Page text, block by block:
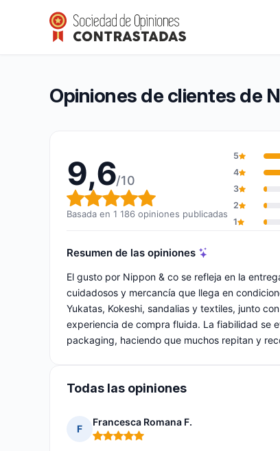
Nippon & co
Calificación global: 9,6 de 10
9,6/10(1 186 opiniones)
Opiniones de clientes de
9,6/10
Calificación global: 9,6 de
Basada en 1 186 opiniones publicadas
5
4
3
2
1
Resumen de las opiniones
El gusto por Nippon & co se refleja en la
cuidadosos y mercancía que llega en
Yukatas, Kokeshi, sandalias y textiles, junto
experiencia de compra fluida. La fiabilidad se
packaging, haciendo que muchos repitan y
Todas las opiniones
F
Francesca Romana F.
Nota: 5 de 5